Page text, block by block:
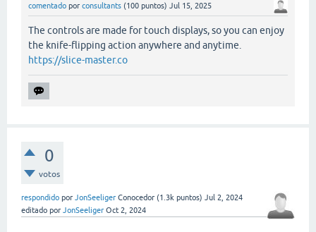
comentado por consultants (100 puntos) Jul 15, 2025
The controls are made for touch displays, so you can enjoy
the knife-flipping action anywhere and anytime.
https://slice-master.co
0
votos
respondido por JonSeeliger Conocedor (1.3k puntos) Jul 2, 2024
editado por JonSeeliger Oct 2, 2024